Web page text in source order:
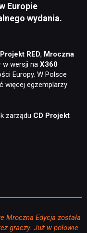
Europie
wydania.
RED, Mroczna
w wersji na X360
Europy. W Polsce
więcej egzemplarzy
zarządu CD Projekt
Mroczna Edycja została
graczy. Już w połowie